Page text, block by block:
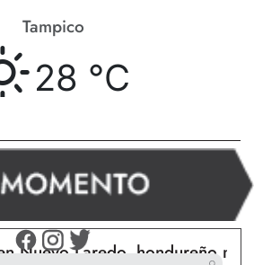
Tampico
28 °C
Laredo, hondureño muere